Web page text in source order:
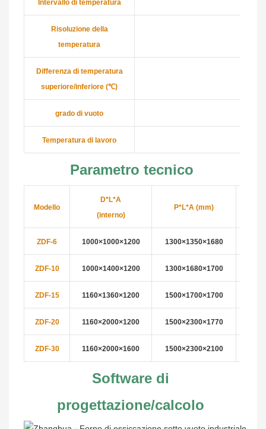
Intervallo di temperatura
Risoluzione della
temperatura
Differenza di temperatura
superiore/inferiore (℃)
grado di vuoto
Temperatura di lavoro
Parametro tecnico
Modello
D*L*A
(interno)
P*L*A (mm)
ZDF-6 1000×1000×1200 1300×1350×1680
ZDF-10 1000×1400×1200 1300×1680×1700
ZDF-15 1160×1360×1200 1500×1700×1700
ZDF-20 1160×2000×1200 1500×2300×1770
ZDF-30 1160×2000×1600 1500×2300×2100
Software di
progettazione/calcolo